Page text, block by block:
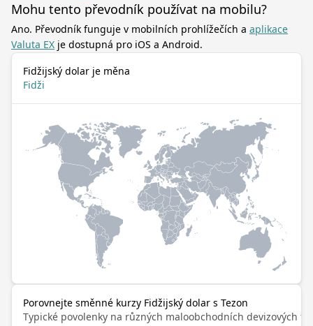
Mohu tento převodník používat na mobilu?
Ano. Převodník funguje v mobilních prohlížečích a aplikace
Valuta EX je dostupná pro iOS a Android.
Fidžijský dolar je měna
Fidži
Porovnejte směnné kurzy Fidžijský dolar s Tezon
Typické povolenky na různých maloobchodních devizových